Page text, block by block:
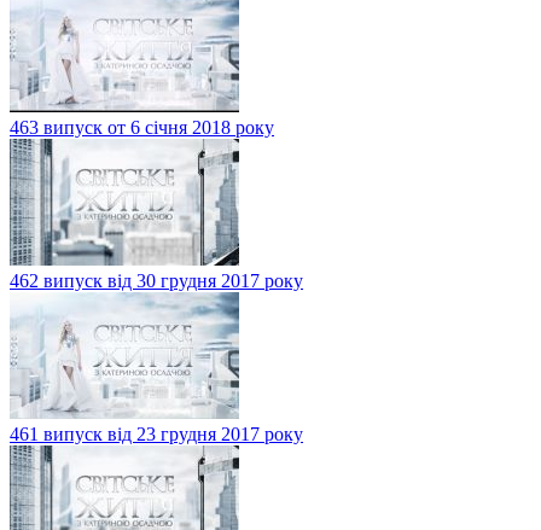
463 випуск от 6 січня 2018 року
462 випуск від 30 грудня 2017 року
461 випуск від 23 грудня 2017 року